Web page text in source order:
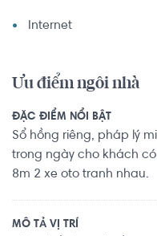
Internet
Ưu điểm ngôi nhà
ĐẶC ĐIỂM NỔI BẬT
Sổ hồng riêng, pháp lý
trong ngày cho khách
8m 2 xe oto tranh nhau.
MÔ TẢ VỊ TRÍ